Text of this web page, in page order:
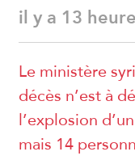
il y a 13
Le ministère
décès n’est à
l’explosion
mais 14